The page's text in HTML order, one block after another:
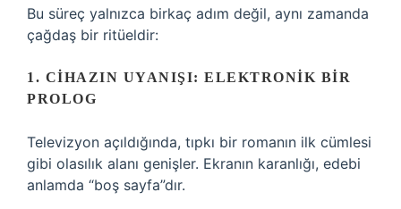
Bu süreç yalnızca birkaç adım değil, aynı zamanda
çağdaş bir ritüeldir:
1. CIHAZIN UYANIŞI: ELEKTRONIK BIR
PROLOG
Televizyon açıldığında, tıpkı bir romanın ilk cümlesi
gibi olasılık alanı genişler. Ekranın karanlığı, edebi
anlamda “boş sayfa”dır.